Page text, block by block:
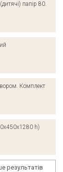
папір 80.
Комплект
h)
результатів